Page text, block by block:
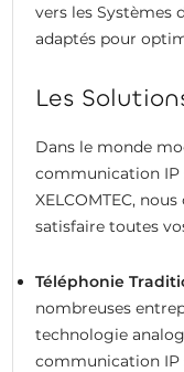
vers les Systèmes
adaptés pour
Les
Dans le monde
communication IP
XELCOMTEC,
satisfaire toutes
Téléphonie
nombreuses
technologie
communication IP